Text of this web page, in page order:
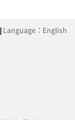
Language：English